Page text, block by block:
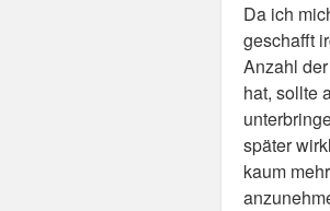
Da ich
geschafft
Anzahl
hat, sollte
später
kaum